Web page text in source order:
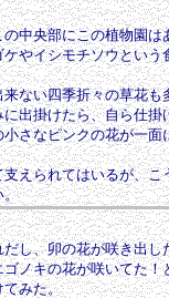
中央部にこの植物園
やイシモチソウとい
ない四季折々の草花も
出掛けたら、自ら仕
さなピンクの花が一
えられてはいるが、こ
。
し、卯の花が咲き出し
ノキの花が咲いてた！
てみた。